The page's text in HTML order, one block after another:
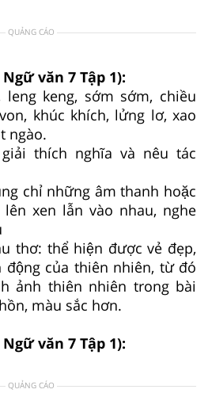
QUẢNG CÁO
văn 7 Tập 1):
keng, sớm sớm, chiều
khúc khích, lửng lơ, xao
ngào.
thích nghĩa và nêu tác
chỉ những âm thanh hoặc
xen lẫn vào nhau, nghe
thơ: thể hiện được vẻ đẹp,
của thiên nhiên, từ đó
ảnh thiên nhiên trong bài
màu sắc hơn.
văn 7 Tập 1):
QUẢNG CÁO